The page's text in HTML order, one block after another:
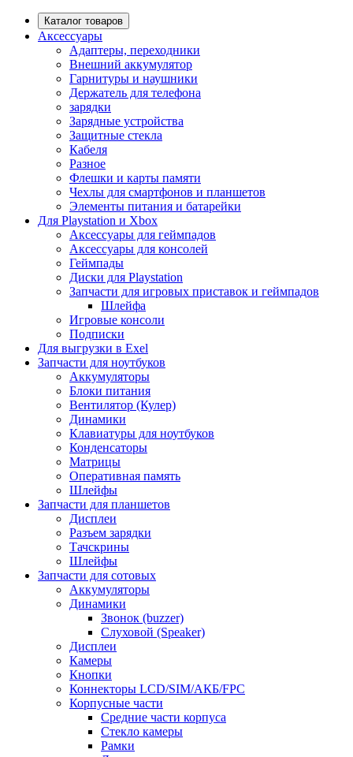
Каталог товаров
Аксессуары
Адаптеры, переходники
Внешний аккумулятор
Гарнитуры и наушники
Держатель для телефона
зарядки
Зарядные устройства
Защитные стекла
Кабеля
Разное
Флешки и карты памяти
Чехлы для смартфонов и планшетов
Элементы питания и батарейки
Для Playstation и Xbox
Аксессуары для геймпадов
Аксессуары для консолей
Геймпады
Диски для Playstation
Запчасти для игровых приставок и геймпадов
Шлейфа
Игровые консоли
Подписки
Для выгрузки в Exel
Запчасти для ноутбуков
Аккумуляторы
Блоки питания
Вентилятор (Кулер)
Динамики
Клавиатуры для ноутбуков
Конденсаторы
Матрицы
Оперативная память
Шлейфы
Запчасти для планшетов
Дисплеи
Разъем зарядки
Тачскрины
Шлейфы
Запчасти для сотовых
Аккумуляторы
Динамики
Звонок (buzzer)
Слуховой (Speaker)
Дисплеи
Камеры
Кнопки
Коннекторы LCD/SIM/АКБ/FPC
Корпусные части
Средние части корпуса
Стекло камеры
Рамки